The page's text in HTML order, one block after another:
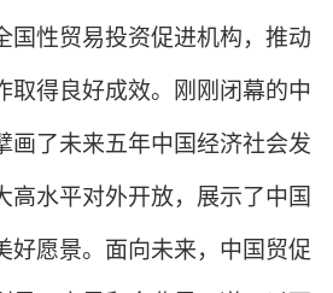
国性贸易投资促进机构，推动
取得良好成效。刚刚闭幕的中
画了未来五年中国经济社会发
高水平对外开放，展示了中国
好愿景。面向未来，中国贸促